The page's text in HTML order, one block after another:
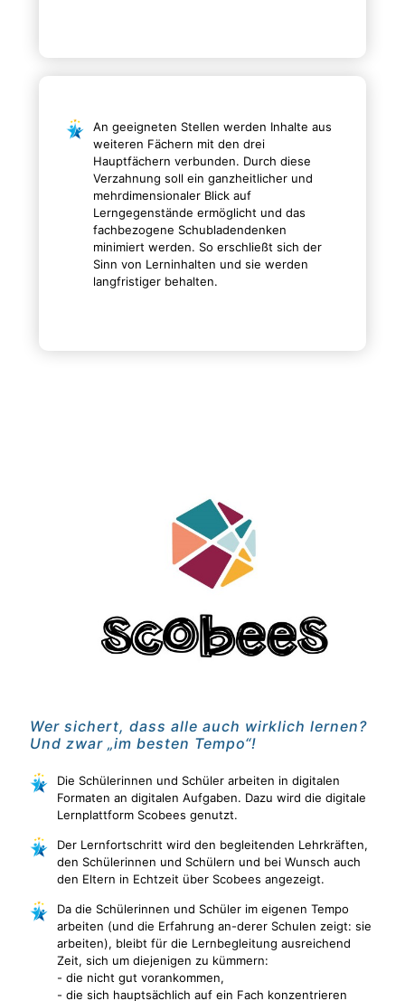
An geeigneten Stellen werden Inhalte aus
weiteren Fächern mit den drei
Hauptfächern verbunden. Durch diese
Verzahnung soll ein ganzheitlicher und
mehrdimensionaler Blick auf
Lerngegenstände ermöglicht und das
fachbezogene Schubladendenken
minimiert werden. So erschließt sich der
Sinn von Lerninhalten und sie werden
langfristiger behalten.
Wer sichert, dass alle auch wirklich lernen?
Und zwar „im besten Tempo“!
Die Schülerinnen und Schüler arbeiten in digitalen
Formaten an digitalen Aufgaben. Dazu wird die digitale
Lernplattform Scobees genutzt.
Der Lernfortschritt wird den begleitenden Lehrkräften,
den Schülerinnen und Schülern und bei Wunsch auch
den Eltern in Echtzeit über Scobees angezeigt.
Da die Schülerinnen und Schüler im eigenen Tempo
arbeiten (und die Erfahrung an-derer Schulen zeigt: sie
arbeiten), bleibt für die Lernbegleitung ausreichend
Zeit, sich um diejenigen zu kümmern:
- die nicht gut vorankommen,
- die sich hauptsächlich auf ein Fach konzentrieren